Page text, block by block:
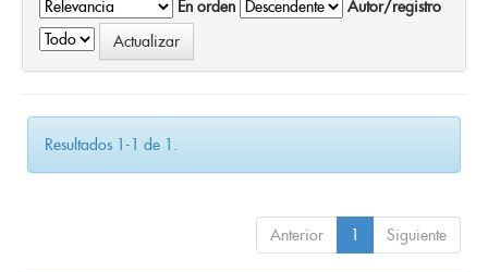
En orden
Autor/registro
Resultados 1-1 de 1.
Anterior 1 Siguiente